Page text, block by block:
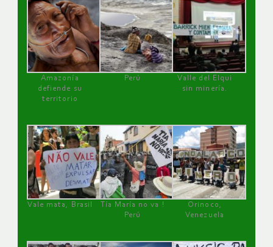
Amazonía
defiende su
territorio
Perú
Valle del Elqui
sin minería.
Vale mata, Brasil
Tía María no va !
Perú
Orinoco,
Venezuela